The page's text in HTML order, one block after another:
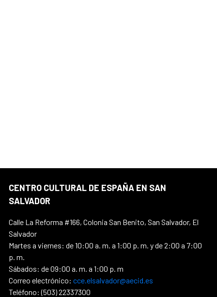
CENTRO CULTURAL DE ESPAÑA EN SAN
SALVADOR
Calle La Reforma #166, Colonia San Benito, San Salvador, El
Salvador
Martes a viernes: de 10:00 a. m. a 1:00 p. m. y de 2:00 a 7:00
p. m.
Sábados: de 09:00 a. m. a 1:00 p. m
Correo electrónico: cce.elsalvador@aecid.es
Teléfono: (503) 22337300